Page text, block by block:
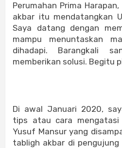
Perumahan Prima
akbar itu mendatangkan
Saya datang dengan
mampu menuntaskan
dihadapi. Barangkali
memberikan solusi. Begitu
Di awal Januari 2020,
tips atau cara mengatasi
Yusuf Mansur yang
tabligh akbar di